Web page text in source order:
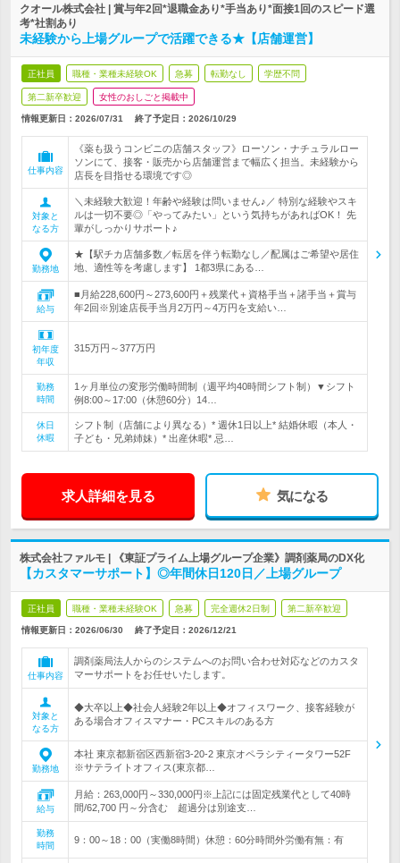
クオール株式会社 | 賞与年2回*退職金あり*手当あり*面接1回のスピード選
考*社割あり
未経験から上場グループで活躍できる★【店舗運営】
正社員 職種・業種未経験OK 急募 転勤なし 学歴不問
第二新卒歓迎 女性のおしごと掲載中
情報更新日：2026/07/31 終了予定日： 2026/10/29
仕事内容
《薬も扱うコンビニの店舗スタッフ》ローソン・ナチュラルロー
ソンにて、接客・販売から店舗運営まで幅広く担当。未経験から
店長を目指せる環境です◎
対象と
なる方
＼未経験大歓迎！年齢や経験は問いません♪／ 特別な経験やスキ
ルは一切不要◎「やってみたい」という気持ちがあればOK！ 先
輩がしっかりサポート♪
勤務地
★【駅チカ店舗多数／転居を伴う転勤なし／配属はご希望や居住
地、適性等を考慮します】 1都3県にある…
給与
■月給228,600円～273,600円＋残業代＋資格手当＋諸手当＋賞与
年2回※別途店長手当月2万円～4万円を支給い…
初年度
年収
315万円～377万円
勤務
時間
1ヶ月単位の変形労働時間制（週平均40時間シフト制）▼シフト
例8:00～17:00（休憩60分）14…
休日
休暇
シフト制（店舗により異なる）* 週休1日以上* 結婚休暇（本人・
子ども・兄弟姉妹）* 出産休暇* 忌…
求人詳細を見る 気になる
株式会社ファルモ | 《東証プライム上場グループ企業》調剤薬局のDX化
【カスタマーサポート】◎年間休日120日／上場グループ
正社員 職種・業種未経験OK 急募 完全週休2日制 第二新卒歓迎
情報更新日：2026/06/30 終了予定日： 2026/12/21
仕事内容
調剤薬局法人からのシステムへのお問い合わせ対応などのカスタ
マーサポートをお任せいたします。
対象と
なる方
◆大卒以上◆社会人経験2年以上◆オフィスワーク、接客経験が
ある場合オフィスマナー・PCスキルのある方
勤務地
本社 東京都新宿区西新宿3-20-2 東京オペラシティータワー52F
※サテライトオフィス(東京都…
給与
月給：263,000円～330,000円※上記には固定残業代として40時
間/62,700 円～分含む 超過分は別途支…
勤務
時間
9：00～18：00（実働8時間）休憩：60分時間外労働有無：有